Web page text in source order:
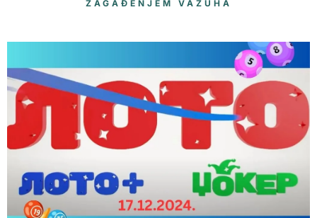
ZAGAĐENJEM VAZUHA